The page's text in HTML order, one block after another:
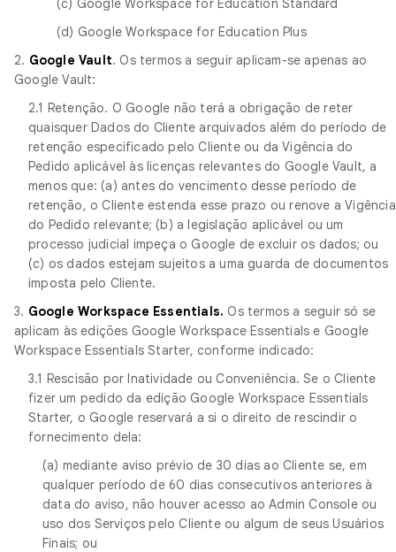
(c) Google Workspace for Education Standard
(d) Google Workspace for Education Plus
2. Google Vault. Os termos a seguir aplicam-se apenas ao
Google Vault:
2.1 Retenção. O Google não terá a obrigação de reter
quaisquer Dados do Cliente arquivados além do período de
retenção especificado pelo Cliente ou da Vigência do
Pedido aplicável às licenças relevantes do Google Vault, a
menos que: (a) antes do vencimento desse período de
retenção, o Cliente estenda esse prazo ou renove a Vigência
do Pedido relevante; (b) a legislação aplicável ou um
processo judicial impeça o Google de excluir os dados; ou
(c) os dados estejam sujeitos a uma guarda de documentos
imposta pelo Cliente.
3. Google Workspace Essentials. Os termos a seguir só se
aplicam às edições Google Workspace Essentials e Google
Workspace Essentials Starter, conforme indicado:
3.1 Rescisão por Inatividade ou Conveniência. Se o Cliente
fizer um pedido da edição Google Workspace Essentials
Starter, o Google reservará a si o direito de rescindir o
fornecimento dela:
(a) mediante aviso prévio de 30 dias ao Cliente se, em
qualquer período de 60 dias consecutivos anteriores à
data do aviso, não houver acesso ao Admin Console ou
uso dos Serviços pelo Cliente ou algum de seus Usuários
Finais; ou